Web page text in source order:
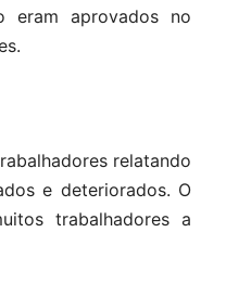
eram aprovados no
relatando
e deteriorados. O
trabalhadores a